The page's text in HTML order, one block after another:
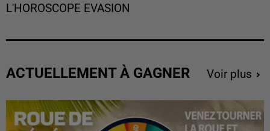
L'HOROSCOPE EVASION
ACTUELLEMENT À GAGNER Voir plus